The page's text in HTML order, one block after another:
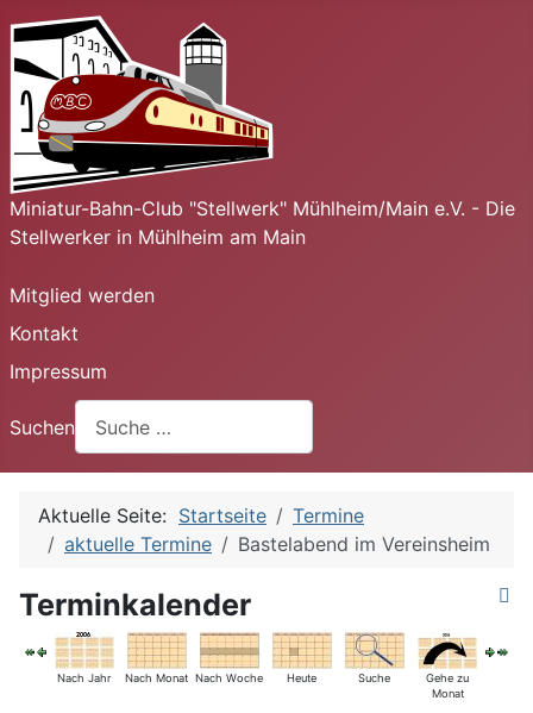
Miniatur-Bahn-Club "Stellwerk" Mühlheim/Main e.V. - Die
Stellwerker in Mühlheim am Main
Mitglied werden
Kontakt
Impressum
Suchen
Aktuelle Seite: Startseite
Termine
aktuelle Termine
Bastelabend im Vereinsheim
Terminkalender
Nach Jahr Nach Monat Nach Woche Heute Suche
Gehe zu
Monat